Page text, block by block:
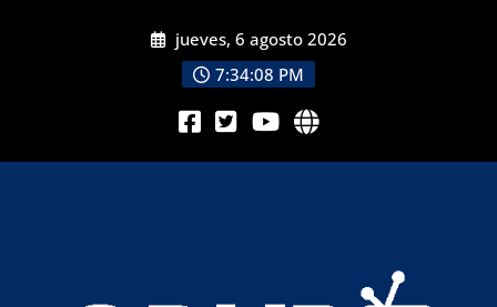
jueves, 6 agosto 2026
7:34:09 PM